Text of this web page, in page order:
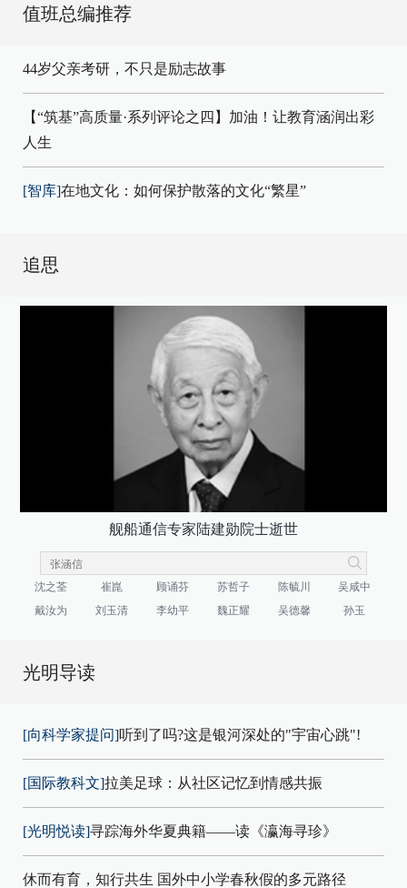
值班总编推荐
44岁父亲考研，不只是励志故事
【“筑基”高质量·系列评论之四】加油！让教育涵润出彩
人生
[智库]在地文化：如何保护散落的文化“繁星”
追思
舰船通信专家陆建勋院士逝世
沈之荃 崔崑 顾诵芬 苏哲子 陈毓川
吴咸中
戴汝为
刘玉清 李幼平 魏正耀 吴德馨 孙玉
光明导读
[向科学家提问]听到了吗?这是银河深处的"宇宙心跳"!
[国际教科文]拉美足球：从社区记忆到情感共振
[光明悦读]寻踪海外华夏典籍——读《瀛海寻珍》
休而有育，知行共生 国外中小学春秋假的多元路径